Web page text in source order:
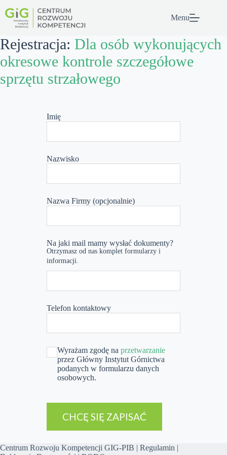
do
treści
Menu
Rejestracja: Dla osób wykonujących
okresowe kontrole szczegółowe
sprzętu strzałowego
field
Imię
Nazwisko
Nazwa Firmy (opcjonalnie)
Na jaki mail mamy wysłać dokumenty?
Otrzymasz od nas komplet formularzy i
informacji.
Telefon kontaktowy
Wyrażam zgodę naprzetwarzanie
przez Główny Instytut Górnictwa
podanych w formularzu danych
osobowych.
CHCĘ SIĘ ZAPISAĆ
Centrum Rozwoju Kompetencji GIG-PIB | Regulamin |